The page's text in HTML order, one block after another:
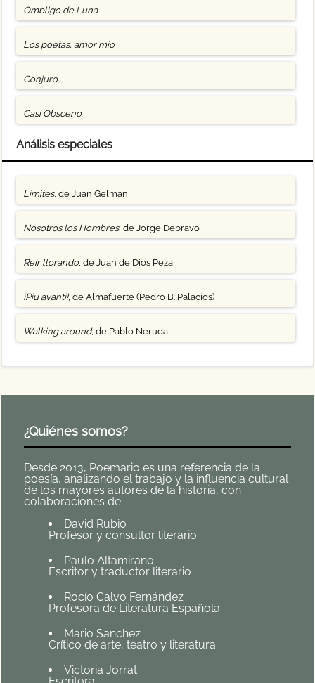
Ombligo de Luna
Los poetas, amor mío
Conjuro
Casi Obsceno
Análisis especiales
Límites, de Juan Gelman
Nosotros los Hombres, de Jorge Debravo
Reír llorando, de Juan de Dios Peza
¡Più avanti!, de Almafuerte (Pedro B. Palacios)
Walking around, de Pablo Neruda
¿Quiénes somos?
Desde 2013, Poemario es una referencia de la
poesía, analizando el trabajo y la influencia cultural
de los mayores autores de la historia, con
colaboraciones de:
David Rubio
Profesor y consultor literario
Paulo Altamirano
Escritor y traductor literario
Rocío Calvo Fernández
Profesora de Literatura Española
Mario Sanchez
Crítico de arte, teatro y literatura
Victoria Jorrat